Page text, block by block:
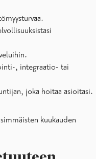
, integraatio- tai
joka hoitaa asioitasi.
kuukauden